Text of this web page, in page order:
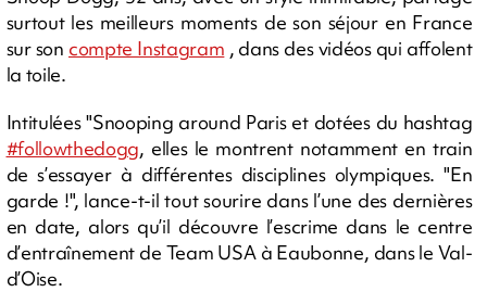
surtout les meilleurs moments de son séjour en France
sur son compte Instagram , dans des vidéos qui affolent
la toile.
Intitulées "Snooping around Paris et dotées du hashtag
#followthedogg, elles le montrent notamment en train
de s’essayer à différentes disciplines olympiques. "En
garde !", lance-t-il tout sourire dans l’une des dernières
en date, alors qu’il découvre l’escrime dans le centre
d’entraînement de Team USA à Eaubonne, dans le Val-
d’Oise.